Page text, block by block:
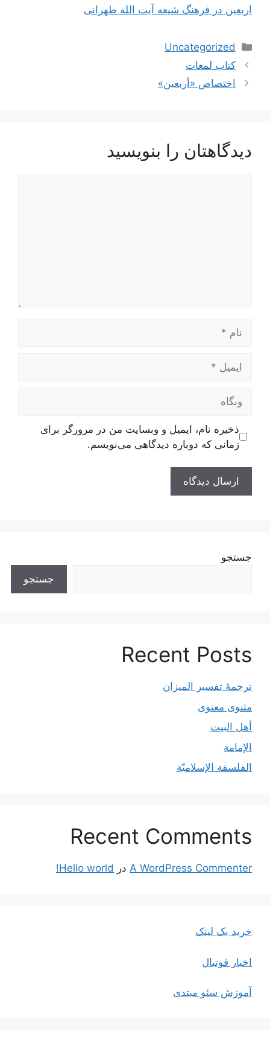
اربعین در فرهنگ شیعه آیت الله طهرانی
دسته‌ها
Uncategorized
ناوبری
نوشته‌ها
کتاب لمعات
اختصاص «أربعين»
دیدگاهتان را بنویسید
وبگاه
ذخیره نام، ایمیل و وبسایت من در مرورگر برای
زمانی که دوباره دیدگاهی می‌نویسم.
جستجو
جستجو
Recent Posts
ترجمۀ تفسیر المیزان
مثنوی معنوی
أهل البيت
الإمامة
الفلسفة الإسلاميّة
Recent Comments
A WordPress Commenter در Hello world!
خرید بک لینک
اخبار فوتبال
آموزش سئو مبتدی